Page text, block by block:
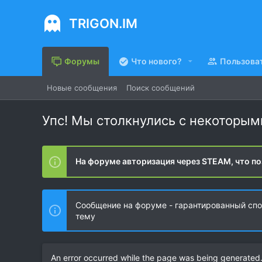
TRIGON.IM
Форумы Что нового?
Новые сообщения Поиск сообщений
Упс! Мы столкнулись с
На форуме авторизация через STEAM, что
Сообщение на форуме - гарантированный
тему
An error occurred while the page was being